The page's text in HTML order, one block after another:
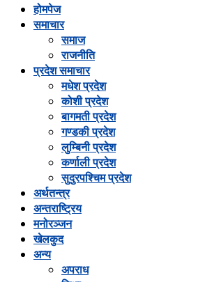
होमपेज
समाचार
समाज
राजनीति
प्रदेश समाचार
मधेश प्रदेश
कोशी प्रदेश
बागमती प्रदेश
गण्डकी प्रदेश
लुम्बिनी प्रदेश
कर्णाली प्रदेश
सुदुरपश्चिम प्रदेश
अर्थतन्त्र
अन्तराष्ट्रिय
मनोरञ्जन
खेलकुद
अन्य
अपराध